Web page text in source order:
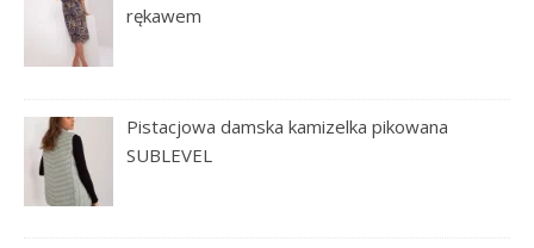
rękawem
Pistacjowa damska kamizelka pikowana
SUBLEVEL